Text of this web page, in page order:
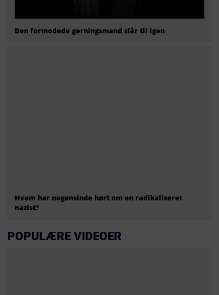
Den formodede gerningsmand slår til igen
Hvem har nogensinde hørt om en radikaliseret
nazist?
POPULÆRE VIDEOER